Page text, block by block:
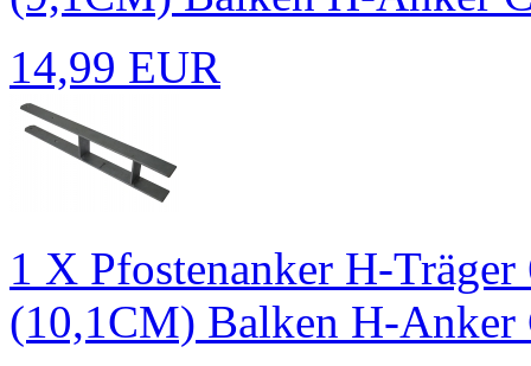
14,99 EUR
1 X Pfostenanker H-
(10,1CM) Balken H-Anker